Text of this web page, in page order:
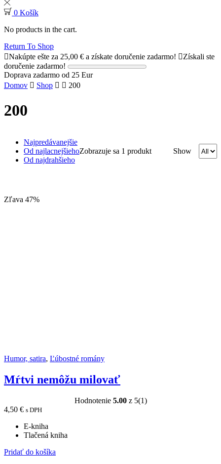
0 Košík
No products in the cart.
Return To Shop
Nakúpte ešte za 25,00 € a získate doručenie zadarmo!
Získali ste
doručenie zadarmo!
Doprava zadarmo od 25 Eur
Domov
Shop 200
200
Najpredávanejšie
Od najlacnejšieho
Od najdrahšieho
Zobrazuje sa 1 produkt Show
Zľava 47%
Humor, satira, Ľúbostné romány
Mŕtvi nemôžu milovať
Hodnotenie 5.00z 5(1)
4,50 € s DPH
E-kniha
Tlačená kniha
Pridať do košíka